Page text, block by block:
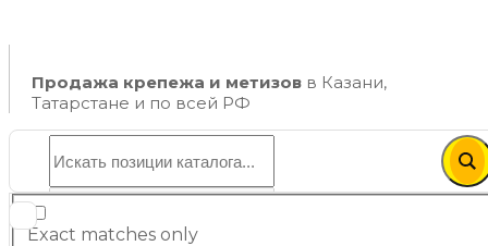
Продажа крепежа и метизов в Казани,
Татарстане и по всей РФ
Exact matches only